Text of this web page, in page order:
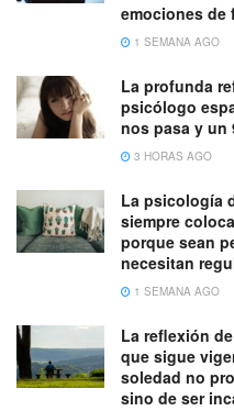
emociones de
1 SEMANA AGO
La profunda
psicólogo
nos pasa y un
3 HORAS AGO
La psicología
siempre
porque sean
necesitan
1 SEMANA AGO
La reflexión
que sigue
soledad no
sino de ser